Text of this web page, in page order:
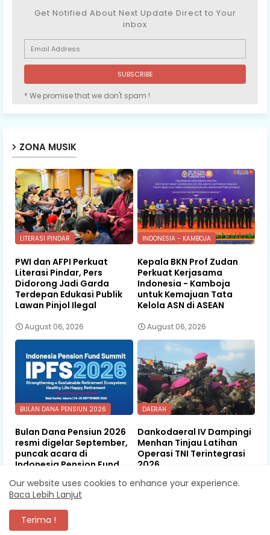
Get Notified About Next Update Direct to Your
inbox
* We promise that we don't spam !
ZONA MUSIK
LITERASI PINDAR
PWI dan AFPI Perkuat
Literasi Pindar, Pers
Didorong Jadi Garda
Terdepan Edukasi Publik
Lawan Pinjol Ilegal
August 06, 2026
INDONESIA - KAMBOJA
Kepala BKN Prof Zudan
Perkuat Kerjasama
Indonesia - Kamboja
untuk Kemajuan Tata
Kelola ASN di ASEAN
August 06, 2026
BULAN DANA PENSIUN 2026
Bulan Dana Pensiun 2026
resmi digelar September,
puncak acara di
Indonesia Pension Fund
August 06, 2026
DAERAH
Dankodaeral IV Dampingi
Menhan Tinjau Latihan
Operasi TNI Terintegrasi
2026
August 06, 2026
Our website uses cookies to enhance your experience.
Baca Lebih Lanjut
Terima !